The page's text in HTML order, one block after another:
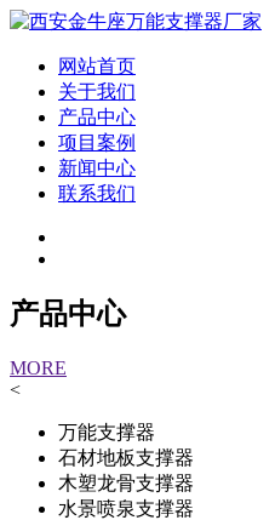
网站首页
关于我们
产品中心
项目案例
新闻中心
联系我们
产品中心
MORE
<
万能支撑器
石材地板支撑器
木塑龙骨支撑器
水景喷泉支撑器